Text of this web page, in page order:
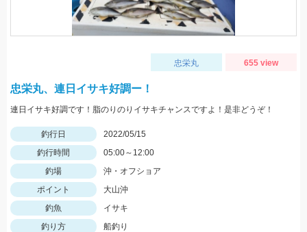
忠栄丸 655 view
忠栄丸、連日イサキ好調ー！
連日イサキ好調です！脂のりのりイサキチャンスですよ！是非どうぞ！
釣行日
2022/05/15
釣行時間
05:00～12:00
釣場
沖・オフショア
ポイント
大山沖
釣魚
イサキ
釣り方
船釣り